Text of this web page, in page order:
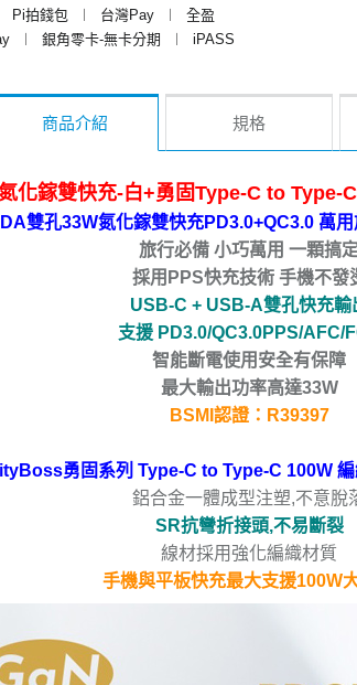
Pi拍錢包 ︱ 台灣Pay ︱
全盈
︱ 銀角零卡-無卡分期 ︱
iPASS
商品介紹 規格
化鎵雙快充-白+勇固Type-C to Type-
DA雙孔33W氮化鎵雙快充PD3.0+QC3.0 萬
旅行必備 小巧萬用 一顆搞
採用PPS快充技術 手機不發
USB-C + USB-A雙孔快充輸
支援 PD3.0/QC3.0PPS/AFC/
智能斷電使用安全有保障
最大輸出功率高達33W
BSMI認證：R39397
勇固系列 Type-C to Type-C 100W
鋁合金一體成型注塑,不意脫
SR抗彎折接頭,不易斷裂
線材採用強化編織材質
手機與平板快充最大支援100W